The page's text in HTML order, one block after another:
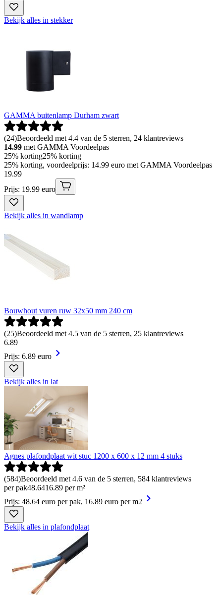
Bekijk alles in stekker
GAMMA buitenlamp Durham zwart
(24)Beoordeeld met 4.4 van de 5 sterren, 24 klantreviews
14.99 met GAMMA Voordeelpas
25% korting25% korting
25% korting, voordeelprijs: 14.99 euro met GAMMA Voordeelpas
19.99
Prijs: 19.99 euro
Bekijk alles in wandlamp
Bouwhout vuren ruw 32x50 mm 240 cm
(25)Beoordeeld met 4.5 van de 5 sterren, 25 klantreviews
6.89
Prijs: 6.89 euro
Bekijk alles in lat
Agnes plafondplaat wit stuc 1200 x 600 x 12 mm 4 stuks
(584)Beoordeeld met 4.6 van de 5 sterren, 584 klantreviews
per pak48.6416.89 per m²
Prijs: 48.64 euro per pak, 16.89 euro per m2
Bekijk alles in plafondplaat